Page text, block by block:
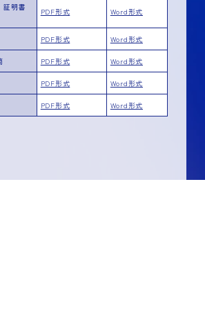
証明書
PDF形式 Word形式
PDF形式 Word形式
PDF形式 Word形式
PDF形式 Word形式
PDF形式 Word形式